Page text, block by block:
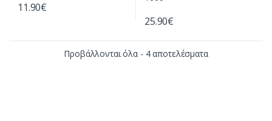
11.90€
25.90€
Προβάλλονται όλα - 4 αποτελέσματα